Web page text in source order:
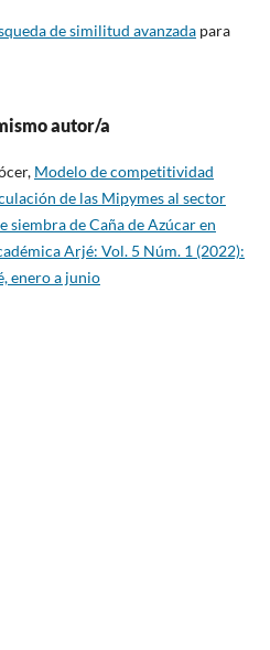
de similitud avanzadapara
autor/a
Modelo de competitividad
de las Mipymes al sector
de Caña de Azúcar en
Arjé: Vol. 5 Núm. 1 (2022):
enero a junio